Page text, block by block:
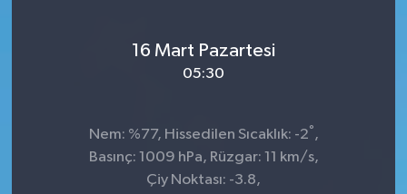
16 Mart Pazartesi
05:30
Nem: %77, Hissedilen Sıcaklık: -2° ,
Basınç: 1009 hPa, Rüzgar: 11 km/s,
Çiy Noktası: -3.8,